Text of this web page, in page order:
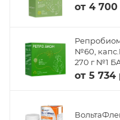
от 4 700
№60,
270 г №1
от 5 734